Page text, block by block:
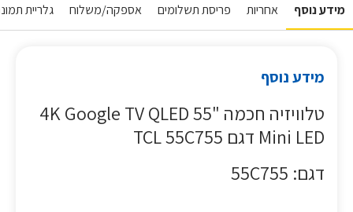
מידע נוסף אחריות פריסת תשלומים אספקה/משלוח גלריית
מידע נוסף
טלוויזיה חכמה "55 4K Google TV QLED
Mini LED דגם TCL 55C755
דגם: 55C755